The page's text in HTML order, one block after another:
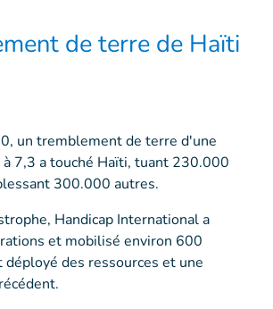
de terre de Haïti
un tremblement de terre d'une
7,3 a touché Haïti, tuant 230.000
300.000 autres.
Handicap International a
et mobilisé environ 600
déployé des ressources et une